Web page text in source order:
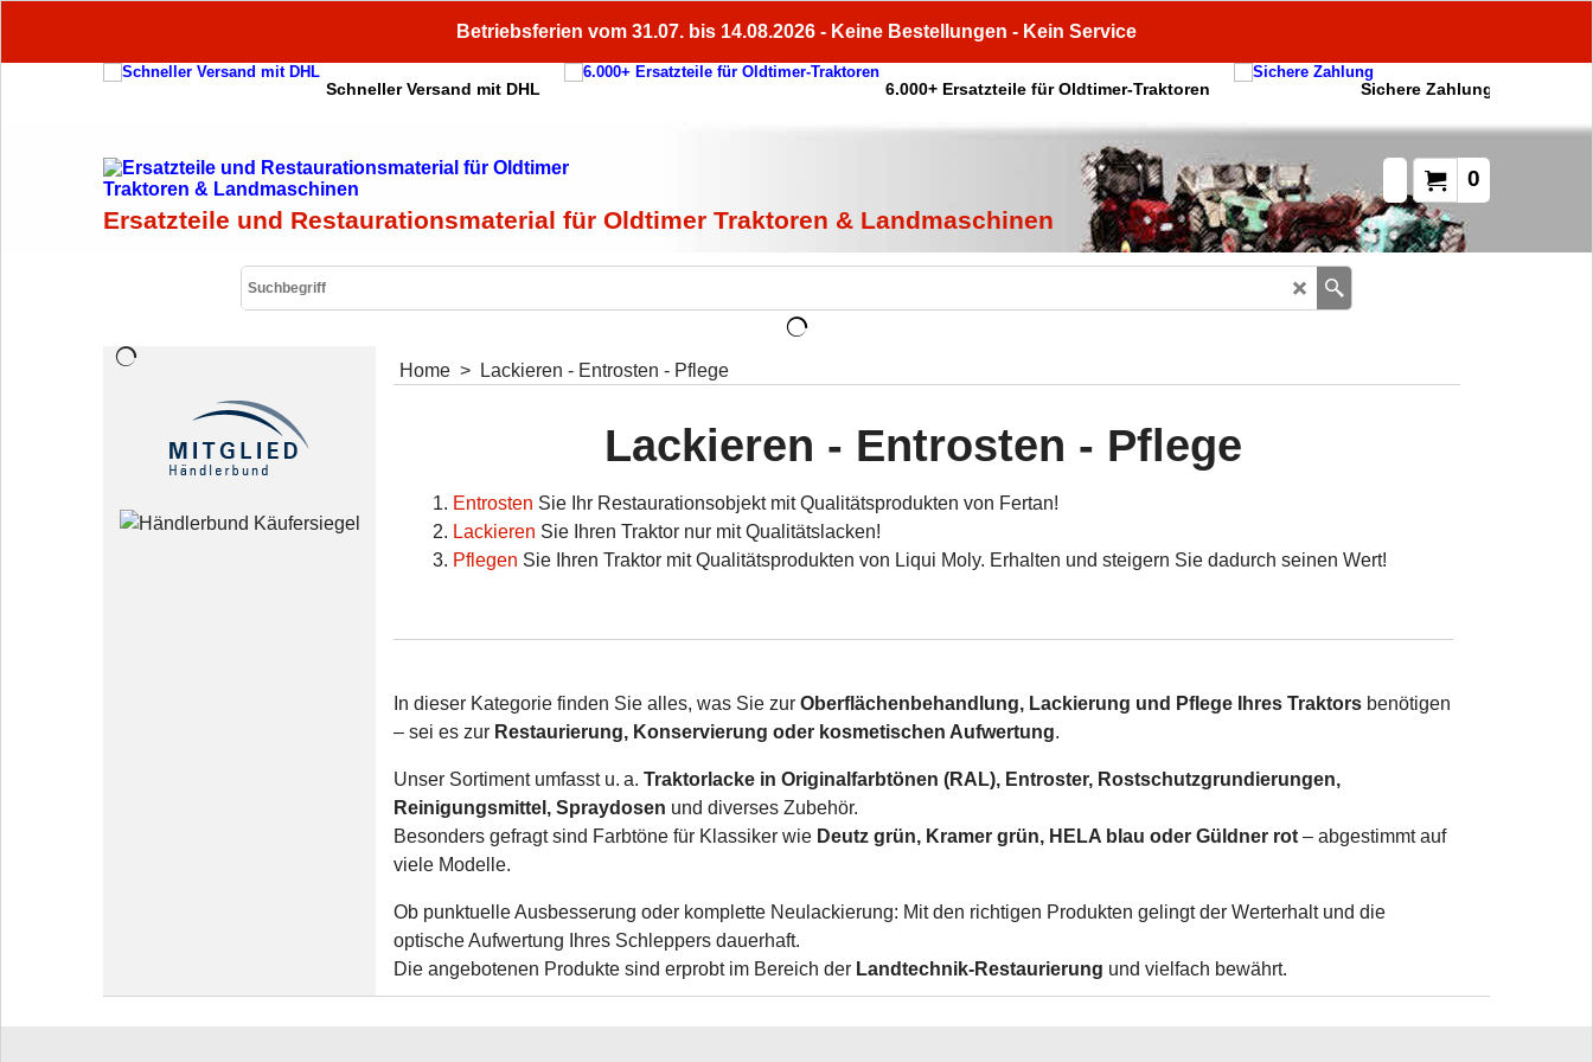
Betriebsferien vom 31.07. bis 14.08.2026 - Keine Bestellungen - Kein Service
Schneller Versand mit DHL 6.000+ Ersatzteile für Oldtimer-Traktoren Sichere Zahlung
0
Ersatzteile und Restaurationsmaterial für Oldtimer Traktoren & Landmaschinen
Home > Lackieren - Entrosten - Pflege
Lackieren - Entrosten - Pflege
Entrosten Sie Ihr Restaurationsobjekt mit Qualitätsprodukten von Fertan!
Lackieren Sie Ihren Traktor nur mit Qualitätslacken!
Pflegen Sie Ihren Traktor mit Qualitätsprodukten von Liqui Moly. Erhalten und steigern Sie dadurch seinen Wert!
In dieser Kategorie finden Sie alles, was Sie zur Oberflächenbehandlung, Lackierung und Pflege Ihres Traktors benötigen
– sei es zur Restaurierung, Konservierung oder kosmetischen Aufwertung.
Unser Sortiment umfasst u. a. Traktorlacke in Originalfarbtönen (RAL), Entroster, Rostschutzgrundierungen,
Reinigungsmittel, Spraydosen und diverses Zubehör.
Besonders gefragt sind Farbtöne für Klassiker wie Deutz grün, Kramer grün, HELA blau oder Güldner rot – abgestimmt auf
viele Modelle.
Ob punktuelle Ausbesserung oder komplette Neulackierung: Mit den richtigen Produkten gelingt der Werterhalt und die
optische Aufwertung Ihres Schleppers dauerhaft.
Die angebotenen Produkte sind erprobt im Bereich der Landtechnik-Restaurierung und vielfach bewährt.